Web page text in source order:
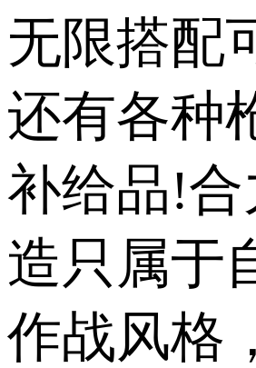
无限搭配
还有各种
补给品!合
造只属于
作战风格